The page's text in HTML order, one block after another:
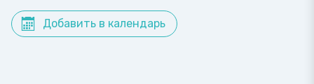
Добавить в календарь